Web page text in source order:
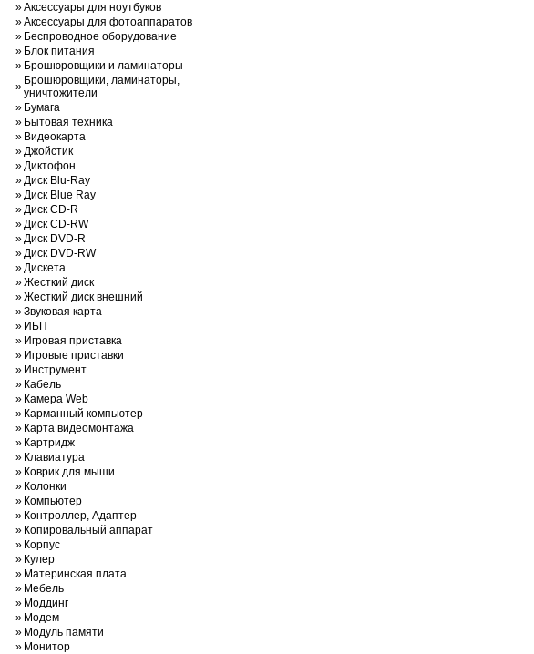
»Аксессуары для ноутбуков
»Аксессуары для фотоаппаратов
» Беспроводное оборудование
» Блок питания
» Брошюровщики и ламинаторы
» Брошюровщики, ламинаторы,
уничтожители
» Бумага
» Бытовая техника
» Видеокарта
»Джойстик
»Диктофон
»Диск Blu-Ray
»Диск Blue Ray
»Диск CD-R
»Диск CD-RW
»Диск DVD-R
»Диск DVD-RW
»Дискета
»Жесткий диск
»Жесткий диск внешний
»Звуковая карта
» ИБП
» Игровая приставка
» Игровые приставки
» Инструмент
» Кабель
» Камера Web
» Карманный компьютер
» Карта видеомонтажа
» Картридж
» Клавиатура
» Коврик для мыши
» Колонки
» Компьютер
» Контроллер, Адаптер
» Копировальный аппарат
» Корпус
» Кулер
» Материнская плата
» Мебель
» Моддинг
» Модем
» Модуль памяти
» Монитор